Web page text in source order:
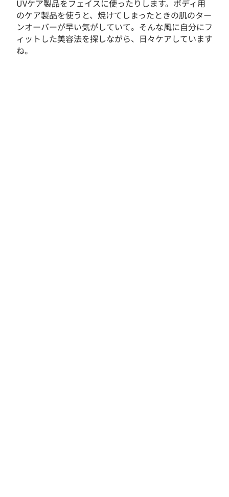
UVケア製品をフェイスに使ったりします。ボディ用
のケア製品を使うと、焼けてしまったときの肌のター
ンオーバーが早い気がしていて。そんな風に自分にフ
ィットした美容法を探しながら、日々ケアしています
ね。